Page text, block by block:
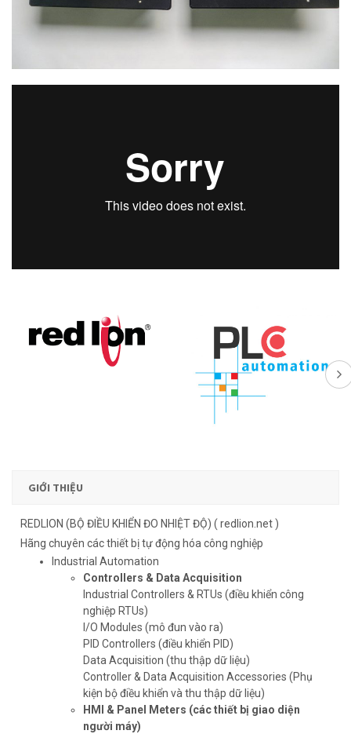
GIỚI THIỆU
REDLION (BỘ ĐIỀU KHIỂN ĐO NHIỆT ĐỘ) ( redlion.net )
Hãng chuyên các thiết bị tự động hóa công nghiệp
Industrial Automation
Controllers & Data Acquisition
Industrial Controllers & RTUs (điều khiển công
nghiệp RTUs)
I/O Modules (mô đun vào ra)
PID Controllers (điều khiển PID)
Data Acquisition (thu thập dữ liệu)
Controller & Data Acquisition Accessories (Phụ
kiện bộ điều khiển và thu thập dữ liệu)
HMI & Panel Meters (các thiết bị giao diện
người máy)